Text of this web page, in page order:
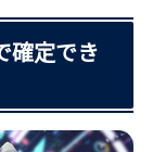
確定でき